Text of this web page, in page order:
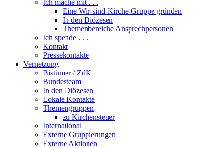
Ich mache mit . . .
Eine Wir-sind-Kirche-Gruppe gründen
In den Diözesen
Themenbereiche Ansprechpersonen
Ich spende . . .
Kontakt
Pressekontakte
Vernetzung
Bistümer / ZdK
Bundesteam
In den Diözesen
Lokale Kontakte
Themengruppen
zu Kirchensteuer
International
Externe Gruppierungen
Externe Aktionen